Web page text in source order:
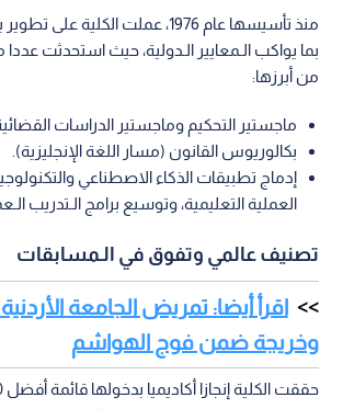
منذ تأسيسها عام 1976، عملت الكلية
بما يواكب الـمعايير الـدولية، حيث استحدثت عددا
من أبرزها:
ماجستير التحكيم وماجستير الدراسات
بكالوريوس القانون (مسار اللغة الإنجليزية).
إدماج تطبيقات الذكاء الاصطناعي
العملية التعليمية، وتوسيع برامج الـتدريب
تصنيف عالمي وتفوق في الـمسابقات
وخريجة ضمن فوج الهواشم